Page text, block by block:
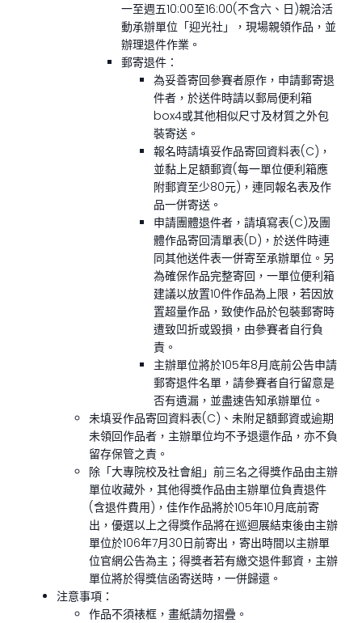
一至週五10:00至16:00(不含六、日)親洽活
動承辦單位「迎光社」，現場親領作品，並
辦理退件作業。
郵寄退件：
為妥善寄回參賽者原作，申請郵寄退
件者，於送件時請以郵局便利箱
box4或其他相似尺寸及材質之外包
裝寄送。
報名時請填妥作品寄回資料表(C)，
並黏上足額郵資(每一單位便利箱應
附郵資至少80元)，連同報名表及作
品一併寄送。
申請團體退件者，請填寫表(C)及團
體作品寄回清單表(D)，於送件時連
同其他送件表一併寄至承辦單位。另
為確保作品完整寄回，一單位便利箱
建議以放置10件作品為上限，若因放
置超量作品，致使作品於包裝郵寄時
遭致凹折或毀損，由參賽者自行負
責。
主辦單位將於105年8月底前公告申請
郵寄退件名單，請參賽者自行留意是
否有遺漏，並盡速告知承辦單位。
未填妥作品寄回資料表(C)、未附足額郵資或逾期
未領回作品者，主辦單位均不予退還作品，亦不負
留存保管之責。
除「大專院校及社會組」前三名之得獎作品由主辦
單位收藏外，其他得獎作品由主辦單位負責退件
(含退件費用)，佳作作品將於105年10月底前寄
出，優選以上之得獎作品將在巡迴展結束後由主辦
單位於106年7月30日前寄出，寄出時間以主辦單
位官網公告為主；得獎者若有繳交退件郵資，主辦
單位將於得獎信函寄送時，一併歸還。
注意事項：
作品不須裱框，畫紙請勿摺疊。